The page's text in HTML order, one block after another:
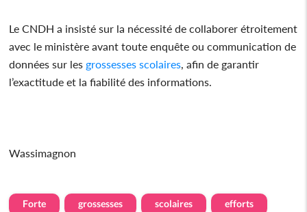
Le CNDH a insisté sur la nécessité de collaborer étroitement
avec le ministère avant toute enquête ou communication de
données sur les grossesses scolaires , afin de garantir
l’exactitude et la fiabilité des informations.
Wassimagnon
Forte grossesses scolaires efforts